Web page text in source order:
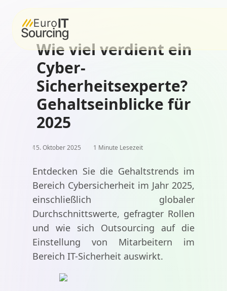
Wie viel verdient ein
Cyber-
Sicherheitsexperte?
Gehaltseinblicke für
2025
15. Oktober 2025 1 Minute Lesezeit
Entdecken Sie die Gehaltstrends im
Bereich Cybersicherheit im Jahr 2025,
einschließlich globaler
Durchschnittswerte, gefragter Rollen
und wie sich Outsourcing auf die
Einstellung von Mitarbeitern im
Bereich IT-Sicherheit auswirkt.